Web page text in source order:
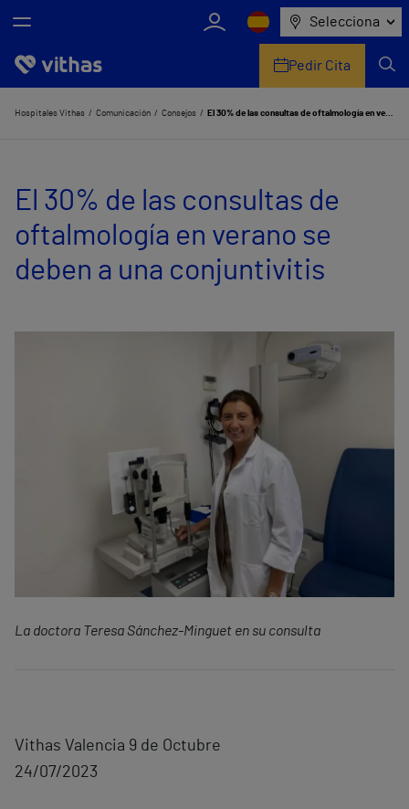
Selecciona
Nosotros
Servicios de salud
Equipo médico y asistencial
Comunicación
Pedir Cita
Hospitales Vithas Comunicación Consejos El 30% de las consultas de oftalmología en verano se deben a una conjuntivitis
El 30% de las consultas de
oftalmología en verano se
deben a una conjuntivitis
La doctora Teresa Sánchez-Minguet en su consulta
Vithas Valencia 9 de Octubre
24/07/2023